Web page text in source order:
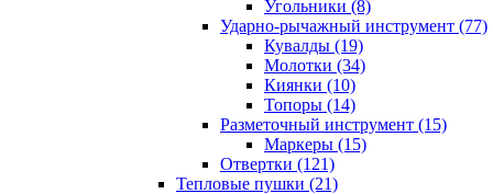
Угольники (8)
Ударно-рычажный инструмент (77)
Кувалды (19)
Молотки (34)
Киянки (10)
Топоры (14)
Разметочный инструмент (15)
Маркеры (15)
Отвертки (121)
Тепловые пушки (21)